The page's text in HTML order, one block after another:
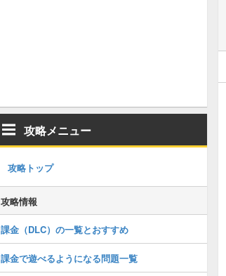
攻略メニュー
攻略トップ
攻略情報
課金（DLC）の一覧とおすすめ
課金で遊べるようになる問題一覧